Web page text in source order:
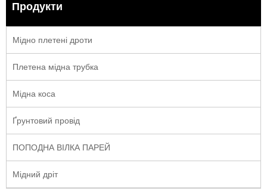
Продукти
Мідно плетені дроти
Плетена мідна трубка
Мідна коса
Ґрунтовий провід
ПОПОДНА ВІЛКА ПАРЕЙ
Мідний дріт